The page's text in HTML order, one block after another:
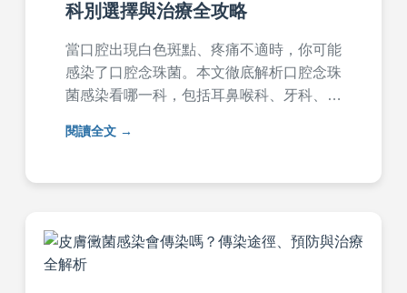
科別選擇與治療全攻略
當口腔出現白色斑點、疼痛不適時，你可能
感染了口腔念珠菌。本文徹底解析口腔念珠
菌感染看哪一科，包括耳鼻喉科、牙科、家
治療方法及預防技巧，幫助你快速就醫，恢
議，避免就醫迷路。
閱讀全文